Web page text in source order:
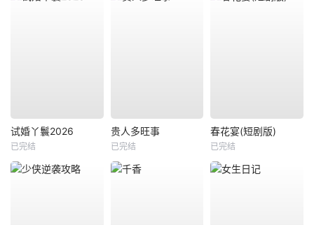
试婚丫鬟2026
已完结
贵人多旺事
已完结
春花宴(短剧版)
已完结